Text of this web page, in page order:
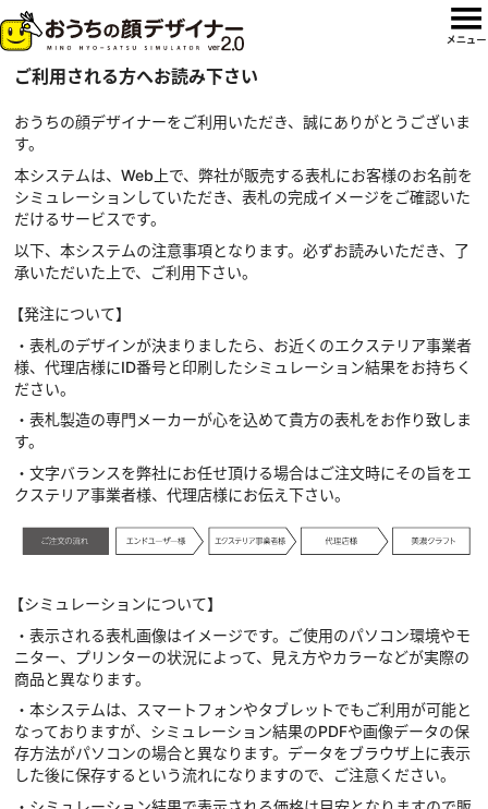
ご利用される方へお読み下さい
おうちの顔デザイナーをご利用いただき、誠にありがとうございま
す。
本システムは、Web上で、弊社が販売する表札にお客様のお名前を
シミュレーションしていただき、表札の完成イメージをご確認いた
だけるサービスです。
以下、本システムの注意事項となります。必ずお読みいただき、了
承いただいた上で、ご利用下さい。
【発注について】
・表札のデザインが決まりましたら、お近くのエクステリア事業者
様、代理店様にID番号と印刷したシミュレーション結果をお持ちく
ださい。
・表札製造の専門メーカーが心を込めて貴方の表札をお作り致しま
す。
・文字バランスを弊社にお任せ頂ける場合はご注文時にその旨をエ
クステリア事業者様、代理店様にお伝え下さい。
【シミュレーションについて】
・表示される表札画像はイメージです。ご使用のパソコン環境やモ
ニター、プリンターの状況によって、見え方やカラーなどが実際の
商品と異なります。
・本システムは、スマートフォンやタブレットでもご利用が可能と
なっておりますが、シミュレーション結果のPDFや画像データの保
存方法がパソコンの場合と異なります。データをブラウザ上に表示
した後に保存するという流れになりますので、ご注意ください。